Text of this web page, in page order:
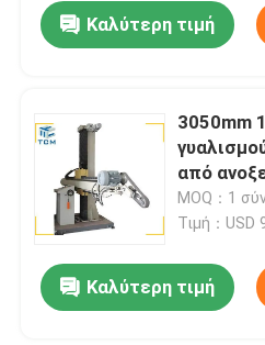
Καλύτερη τιμή
3050mm
από
για την
MOQ：1
Τιμή：
Καλύτερη τιμή